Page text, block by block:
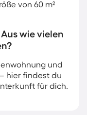
von 60 m²
wie vielen
und
hier findest du
für dich.